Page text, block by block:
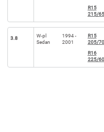
R15
215/65
3.8
W-pl
Sedan
1994 -
2001
R15
205/70
R16
225/60